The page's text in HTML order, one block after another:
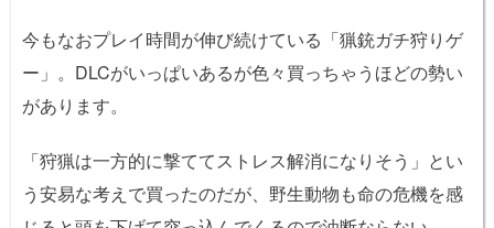
今もなおプレイ時間が伸び続けている「猟銃ガチ狩りゲ
ー」。DLCがいっぱいあるが色々買っちゃうほどの勢い
があります。
「狩猟は一方的に撃ててストレス解消になりそう」とい
う安易な考えで買ったのだが、野生動物も命の危機を感